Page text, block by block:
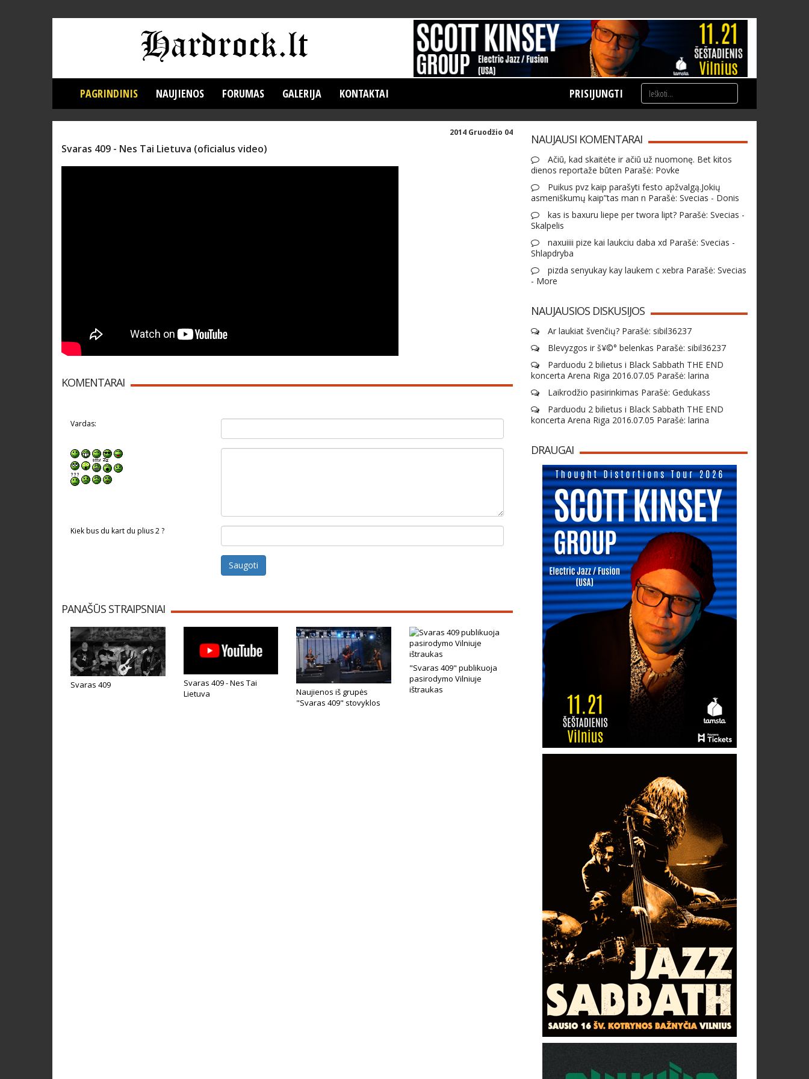
PAGRINDINIS NAUJIENOS FORUMAS GALERIJA KONTAKTAI PRISIJUNGTI
2014 Gruodžio 04
Svaras 409 - Nes Tai Lietuva (oficialus video)
KOMENTARAI
Vardas:
Kiek bus du kart du plius 2 ?
Saugoti
PANAŠŪS STRAIPSNIAI
Svaras 409
Svaras 409 - Nes Tai
Lietuva
Naujienos iš grupės
"Svaras 409" stovyklos
"Svaras 409" publikuoja
pasirodymo Vilniuje
ištraukas
NAUJAUSI KOMENTARAI
Ačiū, kad skaitėte ir ačiū už nuomonę. Bet kitos
dienos reportaže būten Parašė: Povke
Puikus pvz kaip parašyti festo apžvalgą.Jokių
asmeniškumų kaip”tas man n Parašė: Svecias - Donis
kas is baxuru liepe per twora lipt? Parašė: Svecias -
Skalpelis
naxuiiii pize kai laukciu daba xd Parašė: Svecias -
Shlapdryba
pizda senyukay kay laukem c xebra Parašė: Svecias
- More
NAUJAUSIOS DISKUSIJOS
Ar laukiat švenčių? Parašė: sibil36237
Blevyzgos ir š¥©° belenkas Parašė: sibil36237
Parduodu 2 bilietus i Black Sabbath THE END
koncerta Arena Riga 2016.07.05 Parašė: larina
Laikrodžio pasirinkimas Parašė: Gedukass
Parduodu 2 bilietus i Black Sabbath THE END
koncerta Arena Riga 2016.07.05 Parašė: larina
DRAUGAI